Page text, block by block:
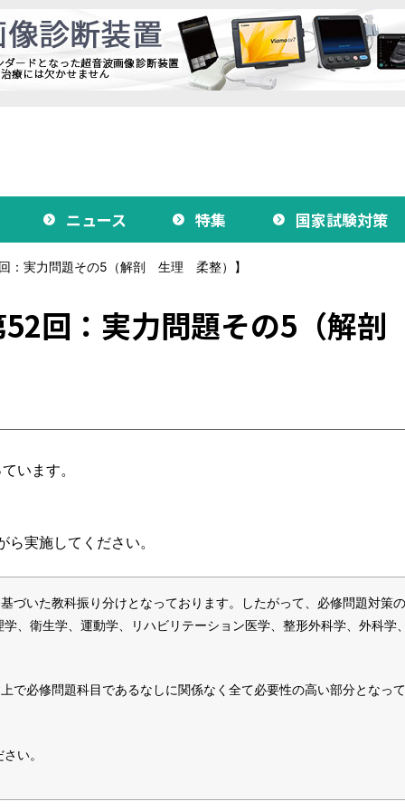
ニュース 特集 国家試験対策
：実力問題その5（解剖 生理 柔整）】
52回：実力問題その5（解
います。
実施してください。
づいた教科振り分けとなっております。したがって、必修問題対策
、衛生学、運動学、リハビリテーション医学、整形外科学、外科学
で必修問題科目であるなしに関係なく全て必要性の高い部分となっ
い。